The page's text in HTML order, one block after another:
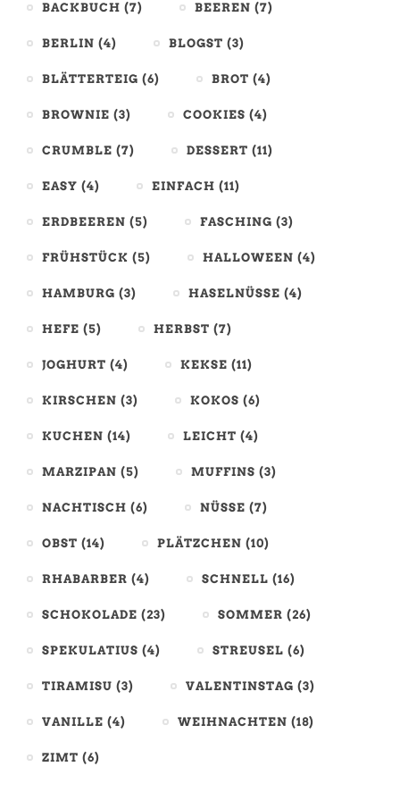
BACKBUCH (7) BEEREN (7)
BERLIN (4) BLOGST (3)
BLÄTTERTEIG (6) BROT (4)
BROWNIE (3) COOKIES (4)
CRUMBLE (7) DESSERT (11)
EASY (4) EINFACH (11)
ERDBEEREN (5) FASCHING (3)
FRÜHSTÜCK (5) HALLOWEEN (4)
HAMBURG (3) HASELNÜSSE (4)
HEFE (5) HERBST (7)
JOGHURT (4) KEKSE (11)
KIRSCHEN (3) KOKOS (6)
KUCHEN (14) LEICHT (4)
MARZIPAN (5) MUFFINS (3)
NACHTISCH (6) NÜSSE (7)
OBST (14) PLÄTZCHEN (10)
RHABARBER (4) SCHNELL (16)
SCHOKOLADE (23) SOMMER (26)
SPEKULATIUS (4) STREUSEL (6)
TIRAMISU (3) VALENTINSTAG (3)
VANILLE (4) WEIHNACHTEN (18)
ZIMT (6)